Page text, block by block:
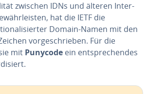
zwischen IDNs und älteren In­ter­
hat die IETF die
Domain-Namen mit den
vor­ge­schrie­ben. Für die
mit Punycode ein ent­spre­chen­des